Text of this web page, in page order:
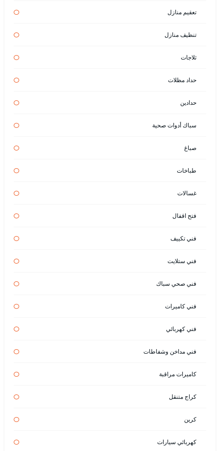
تعقيم منازل
تنظيف منازل
ثلاجات
حداد مظلات
حدادين
سباك أدوات صحية
صباغ
طباخات
غسالات
فتح اقفال
فني تكييف
فني ستلايت
فني صحي سباك
فني كاميرات
فني كهربائي
فني مداخن وشفاطات
كاميرات مراقبة
كراج متنقل
كرين
كهربائي سيارات